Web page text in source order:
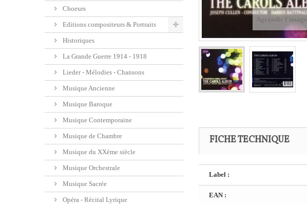
Choeurs
Editions compositeurs & Portraits
Historiques
La Grande Guerre 1914 - 1918
Lieder - Mélodies - Chansons
Musique Ancienne
Musique Baroque
Musique Contemporaine
Musique de Chambre
Musique du XXème siècle
Musique Orchestrale
Musique Sacrée
Opéra - Récital Lyrique
Agrandir l'image
FICHE TECHNIQUE
Label :
EAN :